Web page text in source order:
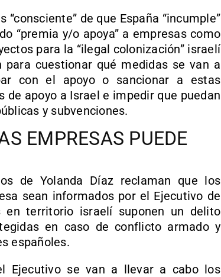
de que España “incumple”
“premia y/o apoya” a empresas como
para la “ilegal colonización” israelí
cuestionar qué medidas se van a
con el apoyo o sancionar a estas
de apoyo a Israel e impedir que puedan
y subvenciones.
EMPRESAS PUEDE
de Yolanda Díaz reclaman que los
sean informados por el Ejecutivo de
territorio israelí suponen un delito
en caso de conflicto armado y
españoles.
Ejecutivo se van a llevar a cabo los